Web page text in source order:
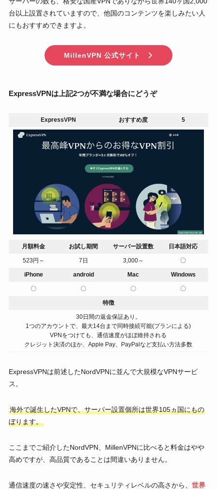
台以上設置されていますので、他国のコンテンツを楽しみたい人
にもおすすめできますよ。
MillenVPN 公式サイト
ExpressVPNは上記2つが不満な場合にどうぞ
ExpressVPN おすすめ度 5
月額料金 お試し期間 サーバー設置数 日本語対応
523円～ 7日 3,000～ 〇
iPhone android Mac Windows
〇 〇 〇 〇
特徴
30日間の返金保証あり。
1つのアカウントで、最大14台まで同時接続可能(プランによる)
VPNをつけても、通信速度がほぼ維持される
クレジット決済のほか、Apple Pay、PayPalなど支払い方法多数
ExpressVPNは前述したNordVPNに並んで大規模なVPNサービ
ス。
海外で誕生したVPNで、サーバー設置個所は世界105ヵ国にもの
ぼります。
ここまでご紹介したNordVPN、MillenVPNに比べると料金はやや
高めですが、高品質であることは間違いありません。
通信速度の速さや安定性、セキュリティレベルの高さから、 世界